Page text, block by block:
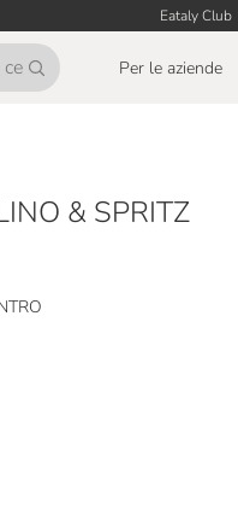
Eataly Club
Per le aziende
& SPRITZ